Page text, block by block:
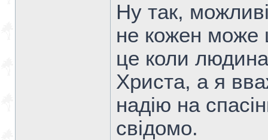
Ну так,
не кожен може
це коли
Христа, а я
надію на
свідомо.